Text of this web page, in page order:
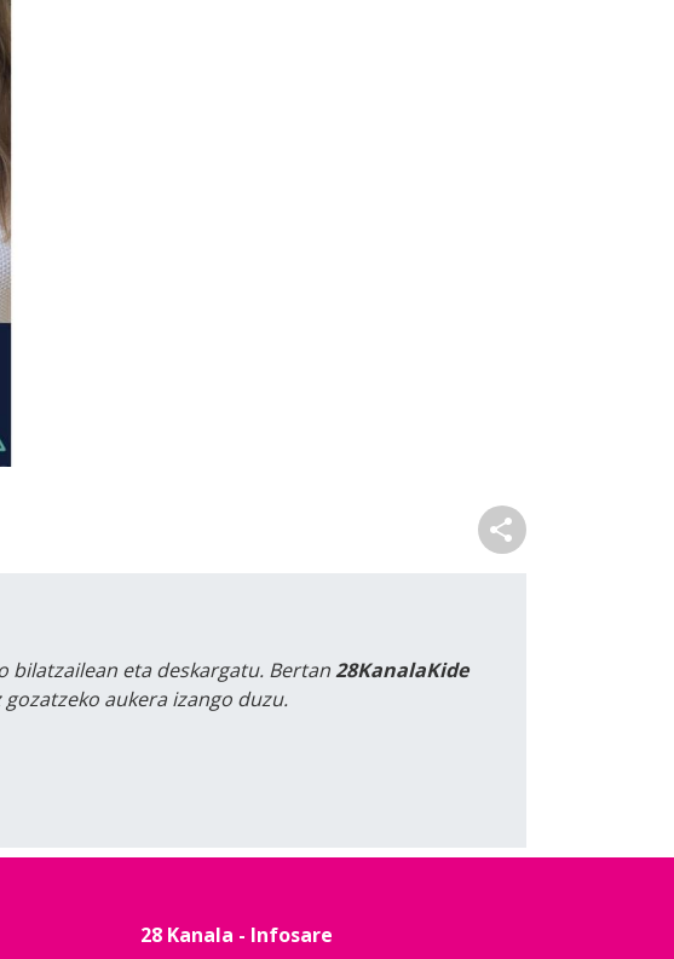
bilatzailean eta deskargatu. Bertan28KanalaKide
aukera izango duzu.
28 Kanala - Infosare